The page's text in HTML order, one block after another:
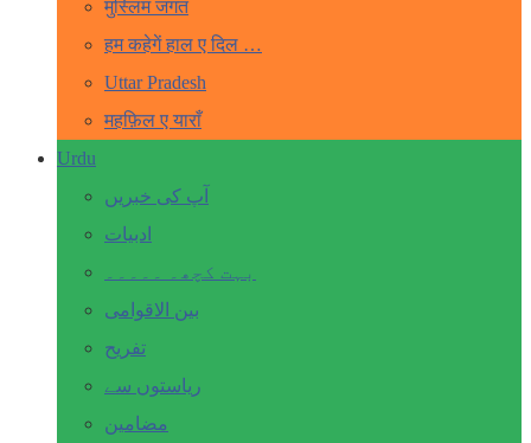
मुस्लिम जगत
हम कहेगें हाल ए दिल …
Uttar Pradesh
महफ़िल ए याराँ
Urdu
آپ کی خبریں
ادبیات
بہت کچھ۔ ۔۔۔۔۔
بین الاقوامی
تفریح
ریاستوں سے
مضامین